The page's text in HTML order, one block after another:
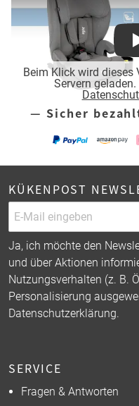
Beim Klick wird dieses
Servern
— Sicher
KÜKENPOST
Ja, ich möchte den
und über Aktionen
Nutzungsverhalten (z. B.
Personalisierung
Datenschutzerklärung.
SERVICE
Fragen & Antworten